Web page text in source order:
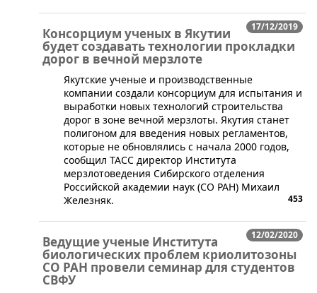
17/12/2019
Консорциум ученых в Якутии
будет создавать технологии прокладки
дорог в вечной мерзлоте
​Якутские ученые и производственные
компании создали консорциум для испытания и
выработки новых технологий строительства
дорог в зоне вечной мерзлоты. Якутия станет
полигоном для введения новых регламентов,
которые не обновлялись с начала 2000 годов,
сообщил ТАСС директор Института
мерзлотоведения Сибирского отделения
Российской академии наук (СО РАН) Михаил
Железняк.
453
12/02/2020
Ведущие ученые Института
биологических проблем криолитозоны
СО РАН провели семинар для студентов
СВФУ